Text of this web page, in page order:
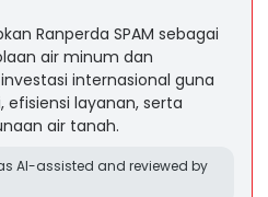
Ranperda SPAM sebagai
air minum dan
internasional guna
layanan, serta
air tanah.
AI-assisted and reviewed by